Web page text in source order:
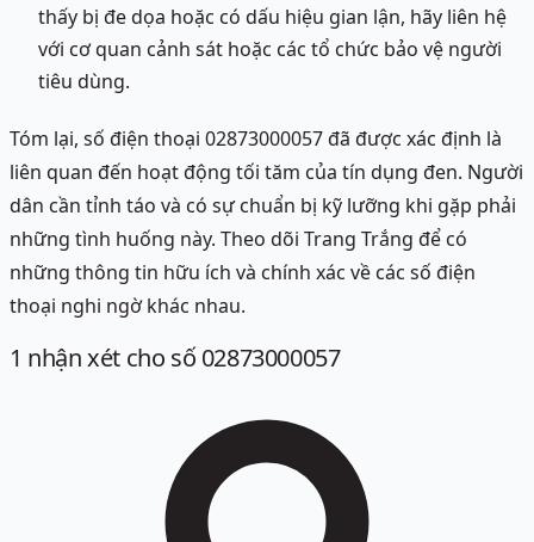
thấy bị đe dọa hoặc có dấu hiệu gian lận, hãy liên hệ
với cơ quan cảnh sát hoặc các tổ chức bảo vệ người
tiêu dùng.
Tóm lại, số điện thoại 02873000057 đã được xác định là
liên quan đến hoạt động tối tăm của tín dụng đen. Người
dân cần tỉnh táo và có sự chuẩn bị kỹ lưỡng khi gặp phải
những tình huống này. Theo dõi Trang Trắng để có
những thông tin hữu ích và chính xác về các số điện
thoại nghi ngờ khác nhau.
1 nhận xét cho số 02873000057